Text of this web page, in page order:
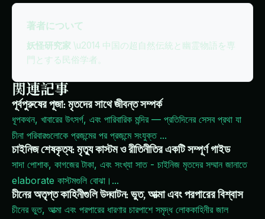
著者について
妖怪研究家 \u2014 中国の超自然伝統と幽霊物語を専
門とする民俗学者。
関連記事
পূর্বপুরুষের পূজা: মৃতদের সাথে জীবন্ত সম্পর্ক
ধূপকথন, খাবারের উৎসর্গ, এবং পারিবারিক মন্দির — প্রতিদিনের সেসব প্রথা যা
চীনা পরিবারগুলোকে প্রজন্মের পর প্রজন্মে সংযুক্ত ...
চাইনিজ শেষকৃত্য: মৃত্যু কাস্টম ও রীতিনীতির একটি সম্পূর্ণ গাইড
সাদা পোশাক, কাগজের টাকা, এবং সংখ্যা সাত - চাইনিজ মৃতদের সম্মান জানাতে
elaborate কাস্টমগুলি বোঝা। ...
চীনের অতৃপ্ত কাহিনীগুলি উদ্ঘাটন: ভুত, আত্মা এবং পরপারের বিশ্বাস
চীনের ভুত, আত্মা এবং পরপারের ধারণার চারপাশে সমৃদ্ধ লোককাহিনীর জাল